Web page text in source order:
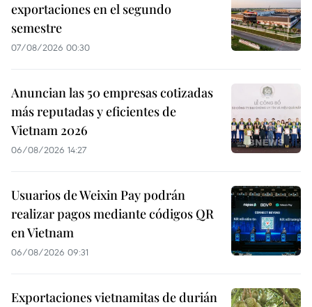
exportaciones en el segundo
semestre
07/08/2026 00:30
Anuncian las 50 empresas cotizadas
más reputadas y eficientes de
Vietnam 2026
06/08/2026 14:27
Usuarios de Weixin Pay podrán
realizar pagos mediante códigos QR
en Vietnam
06/08/2026 09:31
Exportaciones vietnamitas de durián